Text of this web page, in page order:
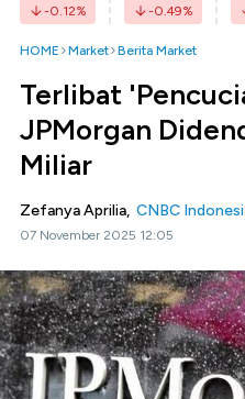
-0.12% -0.49%
HOME Market Berita Market
Terlibat
JPMorgan
Miliar
Zefanya Aprilia, CNBC
07 November 2025 12:05